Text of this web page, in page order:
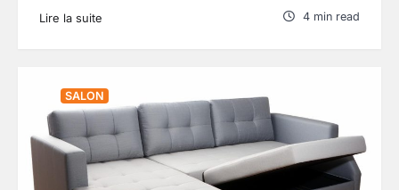
Lire la suite 4 min read
SALON